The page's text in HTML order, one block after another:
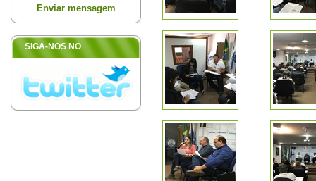
Enviar mensagem
SIGA-NOS NO